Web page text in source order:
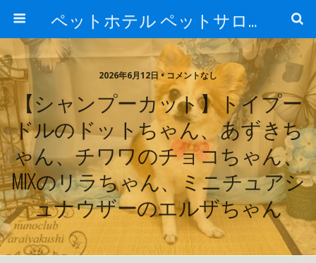
ペットホテル ペットサロン トリミングサロン 東京 ヌーノクラブのブログ
2026年6月12日 • コメントなし
【シャンプーカット】トイプー
ドルのドットちゃん、あずきち
ゃん、チワワのチョコちゃん、
MIXのリラちゃん、ミニチュアシ
ュナウザーのエルザちゃん